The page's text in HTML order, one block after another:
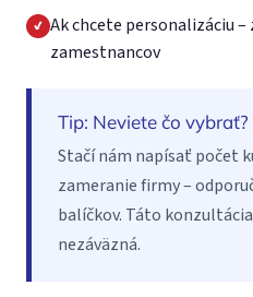
Ak chcete personalizáciu
zamestnancov
Tip: Neviete čo vybrať?
Stačí nám napísať počet
zameranie firmy –
balíčkov. Táto
nezáväzná.